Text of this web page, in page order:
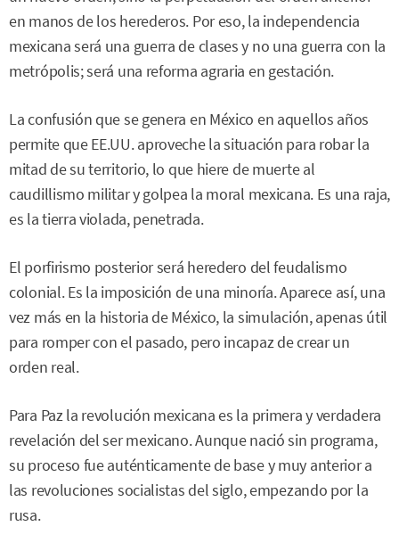
en manos de los herederos. Por eso, la independencia
mexicana será una guerra de clases y no una guerra con la
metrópolis; será una reforma agraria en gestación.
La confusión que se genera en México en aquellos años
permite que EE.UU. aproveche la situación para robar la
mitad de su territorio, lo que hiere de muerte al
caudillismo militar y golpea la moral mexicana. Es una raja,
es la tierra violada, penetrada.
El porfirismo posterior será heredero del feudalismo
colonial. Es la imposición de una minoría. Aparece así, una
vez más en la historia de México, la simulación, apenas útil
para romper con el pasado, pero incapaz de crear un
orden real.
Para Paz la revolución mexicana es la primera y verdadera
revelación del ser mexicano. Aunque nació sin programa,
su proceso fue auténticamente de base y muy anterior a
las revoluciones socialistas del siglo, empezando por la
rusa.